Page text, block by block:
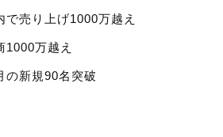
で売り上げ1000万越え
1000万越え
の新規90名突破